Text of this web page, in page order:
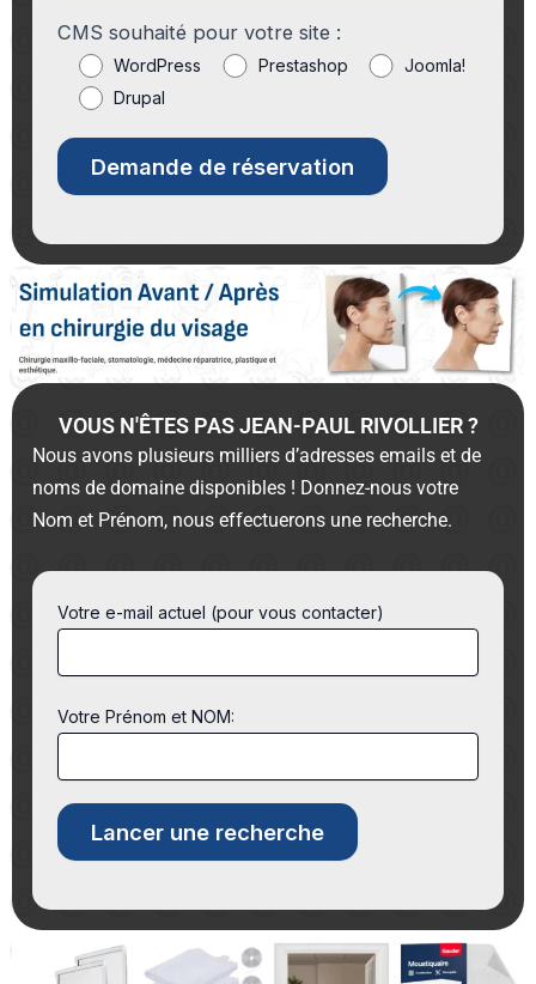
CMS souhaité pour votre site :
WordPress Prestashop
Joomla!
Drupal
VOUS N'ÊTES PAS JEAN-PAUL RIVOLLIER ?
Nous avons plusieurs milliers d’adresses emails et de
noms de domaine disponibles ! Donnez-nous votre
Nom et Prénom, nous effectuerons une recherche.
Votre e-mail actuel (pour vous contacter)
Votre Prénom et NOM: